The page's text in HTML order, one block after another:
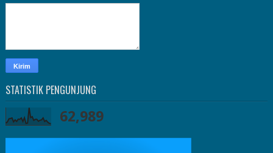
STATISTIK PENGUNJUNG
62,989